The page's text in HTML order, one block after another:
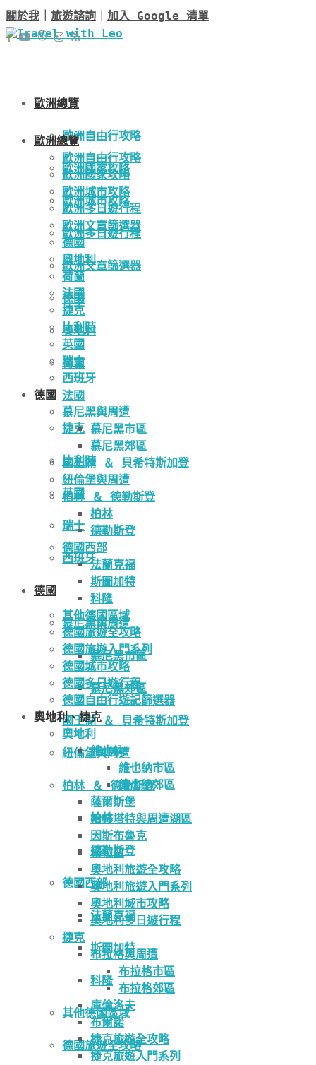
關於我 旅遊諮詢 加入 Google 清單
歐洲總覽
歐洲自由行攻略
歐洲國家攻略
歐洲城市攻略
歐洲多日遊行程
歐洲文章篩選器
德國
奧地利
荷蘭
法國
捷克
比利時
英國
瑞士
西班牙
德國
慕尼黑與周遭
慕尼黑市區
慕尼黑郊區
國王湖 ＆ 貝希特斯加登
紐倫堡與周遭
柏林 ＆ 德勒斯登
柏林
德勒斯登
德國西部
法蘭克福
斯圖加特
科隆
其他德國區域
德國旅遊全攻略
歐洲總覽
歐洲自由行攻略
歐洲國家攻略
歐洲城市攻略
歐洲多日遊行程
歐洲文章篩選器
德國
奧地利
荷蘭
法國
捷克
比利時
英國
瑞士
西班牙
德國
慕尼黑與周遭
慕尼黑市區
慕尼黑郊區
國王湖 ＆ 貝希特斯加登
紐倫堡與周遭
柏林 ＆ 德勒斯登
柏林
德勒斯登
德國西部
法蘭克福
斯圖加特
科隆
其他德國區域
德國旅遊全攻略
德國旅遊入門系列
德國城市攻略
德國多日遊行程
德國自由行遊記篩選器
奧地利、捷克
奧地利
維也納
維也納市區
維也納郊區
薩爾斯堡
哈修塔特與周遭湖區
因斯布魯克
格拉茲
奧地利旅遊全攻略
奧地利旅遊入門系列
奧地利城市攻略
奧地利多日遊行程
捷克
布拉格與周遭
布拉格市區
布拉格郊區
庫倫洛夫
布爾諾
捷克旅遊全攻略
捷克旅遊入門系列